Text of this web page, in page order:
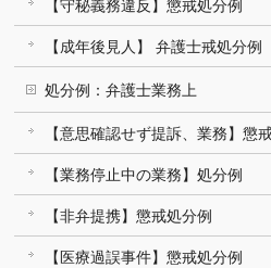
【守秘義務違反】懲戒処分例
【成年後見人】 弁護士戒処分例
処分例：弁護士業務上
【意思確認せず提訴、業務】懲
【業務停止中の業務】処分例
【非弁提携】懲戒処分例
【医療過誤事件】懲戒処分例